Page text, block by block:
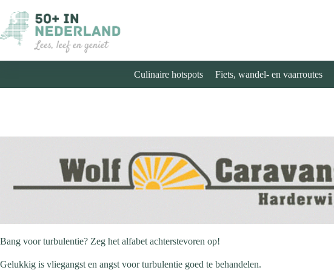
naar
de
inhoud
Culinaire hotspots Fiets, wandel- en vaarroutes
Bang voor turbulentie? Zeg het alfabet achterstevoren op!
Gelukkig is vliegangst en angst voor turbulentie goed te behandelen.